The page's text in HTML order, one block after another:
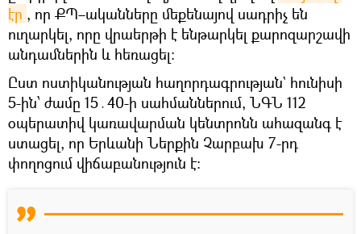
էր , որ ՔՊ–ականները մեքենայով սադրիչ են
ուղարկել, որը վրաերթի է ենթարկել քարոզարշավի
անդամներին և հեռացել։
Ըստ ոստիկանության հաղորդագրության` հունիսի
5-ին՝ ժամը 15․40-ի սահմաններում, ՆԳՆ 112
օպերատիվ կառավարման կենտրոնն ահազանգ է
ստացել, որ Երևանի Ներքին Չարբախ 7-րդ
փողոցում վիճաբանություն է։